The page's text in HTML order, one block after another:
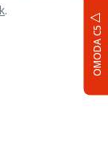
OMODA C5
.